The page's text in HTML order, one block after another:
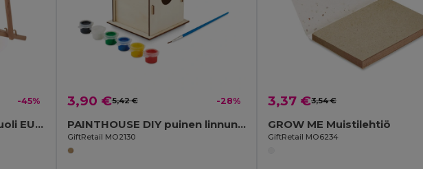
-45%
HONOPU Puinen Rantatuoli EU Valmistettu
3,90 €5,42 € -28%
PAINTHOUSE DIY puinen linnunpönttö pakki
GiftRetail MO2130
3,37 €3,54 €
GROW ME Muistilehtiö
GiftRetail MO6234